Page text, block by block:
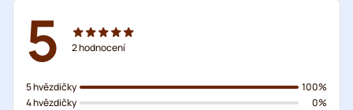
5 2hodnocení
5 hvězdičky
4 hvězdičky
100%
0%